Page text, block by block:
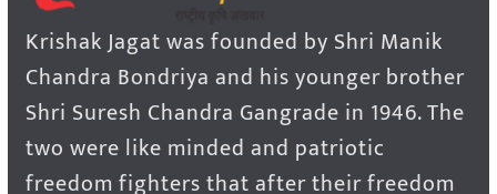
Krishak Jagat was founded by Shri Manik
Chandra Bondriya and his younger brother
Shri Suresh Chandra Gangrade in 1946. The
two were like minded and patriotic
freedom fighters that after their freedom